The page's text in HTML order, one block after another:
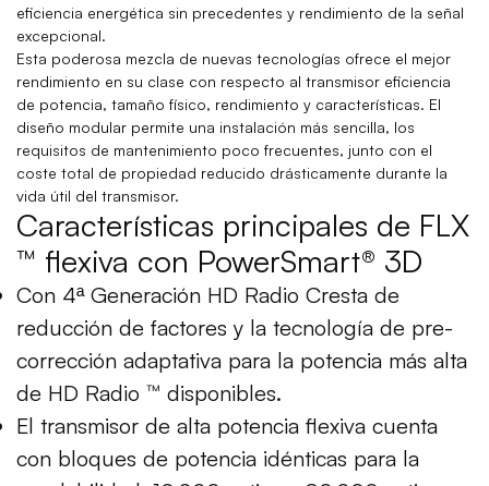
eficiencia energética sin precedentes y rendimiento de la señal
excepcional.
Esta poderosa mezcla de nuevas tecnologías ofrece el mejor
rendimiento en su clase con respecto al transmisor eficiencia
de potencia, tamaño físico, rendimiento y características. El
diseño modular permite una instalación más sencilla, los
requisitos de mantenimiento poco frecuentes, junto con el
coste total de propiedad reducido drásticamente durante la
vida útil del transmisor.
Características principales de FLX
™ flexiva con PowerSmart® 3D
Con 4ª Generación HD Radio Cresta de
reducción de factores y la tecnología de pre-
corrección adaptativa para la potencia más alta
de HD Radio ™ disponibles.
El transmisor de alta potencia flexiva cuenta
con bloques de potencia idénticas para la